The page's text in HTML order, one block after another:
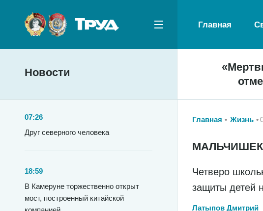
Главная
Новости
07:26
Друг северного человека
18:59
В Камеруне торжественно открыт
мост, построенный китайской
Главная Жизнь
Четверо
защиты детей
Латыпов Дмитрий